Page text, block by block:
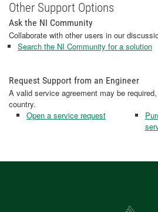
Other Support Options
Ask the NI Community
Collaborate with other users in our
Search the NI Community for a solution
Request Support from an Engineer
A valid service agreement may be
country.
Open a service request